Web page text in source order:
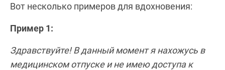
Вот несколько примеров для вдохновения:
Пример 1:
Здравствуйте! В данный момент я нахожусь в
медицинском отпуске и не имею доступа к